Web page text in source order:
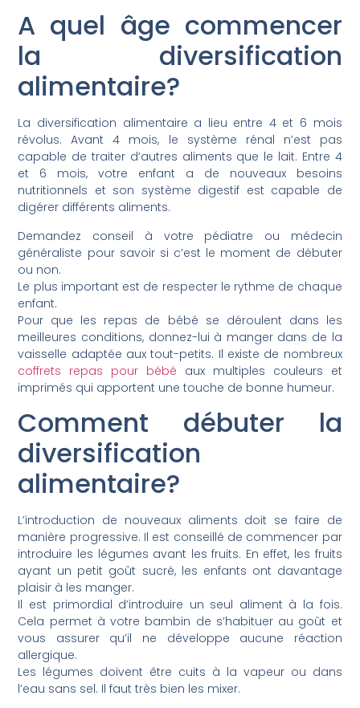
A quel âge commencer
la diversification
alimentaire?
La diversification alimentaire a lieu entre 4 et 6 mois
révolus. Avant 4 mois, le système rénal n’est pas
capable de traiter d’autres aliments que le lait. Entre 4
et 6 mois, votre enfant a de nouveaux besoins
nutritionnels et son système digestif est capable de
digérer différents aliments.
Demandez conseil à votre pédiatre ou médecin
généraliste pour savoir si c’est le moment de débuter
ou non.
Le plus important est de respecter le rythme de chaque
enfant.
Pour que les repas de bébé se déroulent dans les
meilleures conditions, donnez-lui à manger dans de la
vaisselle adaptée aux tout-petits. Il existe de nombreux
coffrets repas pour bébé aux multiples couleurs et
imprimés qui apportent une touche de bonne humeur.
Comment débuter la
diversification
alimentaire?
L’introduction de nouveaux aliments doit se faire de
manière progressive. Il est conseillé de commencer par
introduire les légumes avant les fruits. En effet, les fruits
ayant un petit goût sucré, les enfants ont davantage
plaisir à les manger.
Il est primordial d’introduire un seul aliment à la fois.
Cela permet à votre bambin de s’habituer au goût et
vous assurer qu’il ne développe aucune réaction
allergique.
Les légumes doivent être cuits à la vapeur ou dans
l’eau sans sel. Il faut très bien les mixer.